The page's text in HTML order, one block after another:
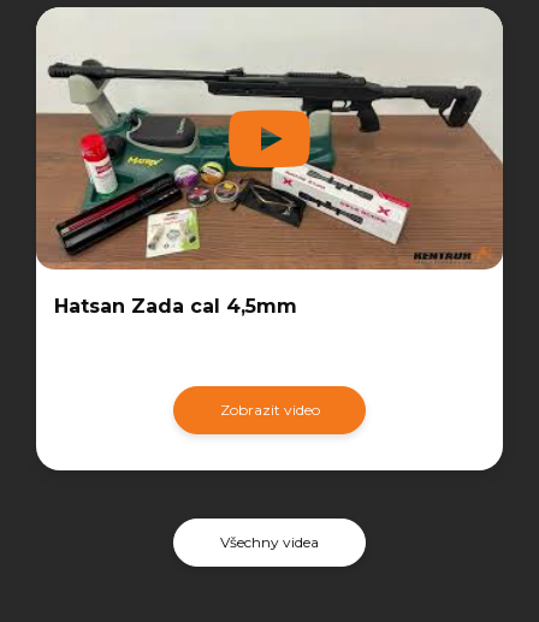
Hatsan Zada cal 4,5mm
Zobrazit video
Všechny videa